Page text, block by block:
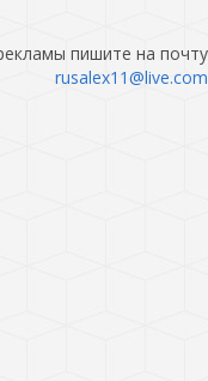
пишите на почту
rusalex11@live.com